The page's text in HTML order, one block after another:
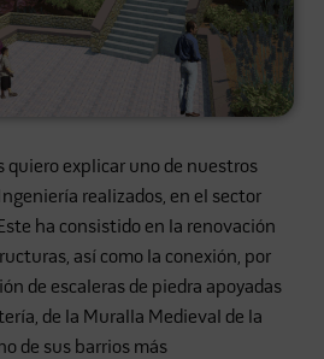
quiero explicar uno de nuestros
realizados, en el sector
ha consistido en la renovación
así como la conexión, por
de escaleras de piedra apoyadas
de la Muralla Medieval de la
de sus barrios más